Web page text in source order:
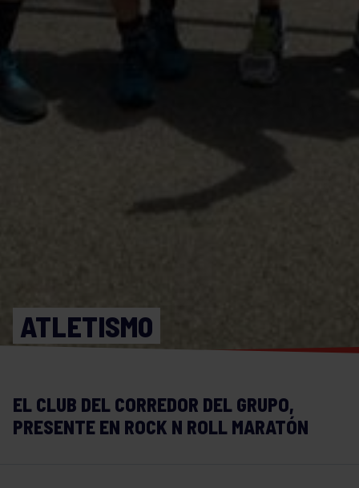
ATLETISMO
EL CLUB DEL CORREDOR DEL GRUPO,
PRESENTE EN ROCK N ROLL MARATÓN